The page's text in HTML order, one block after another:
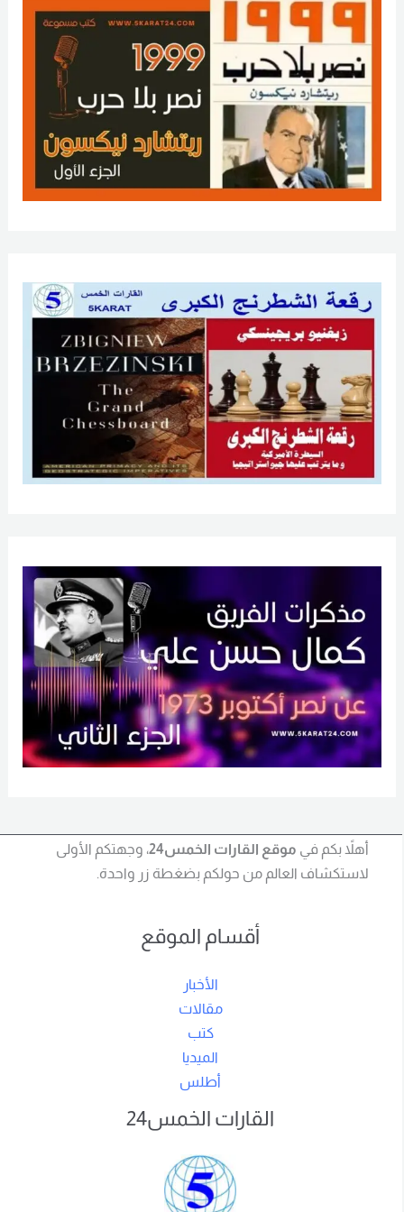
أهلاً بكم في موقع القارات الخمس24
، وجهتكم الأولى
لاستكشاف العالم من حولكم بضغطة زر واحدة.
أقسام الموقع
الأخبار
مقالات
كتب
الميديا
أطلس
القارات الخمس24